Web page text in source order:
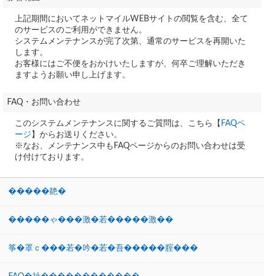
上記期間においてネットマイルWEBサイトの閲覧を含む、全て
のサービスのご利用ができません。
システムメンテナンスが完了次第、通常のサービスを再開いた
します。
お客様にはご不便をおかけいたしますが、何卒ご理解いただき
ますようお願い申し上げます。
FAQ・お問い合わせ
このシステムメンテナンスに関するご質問は、こちら【 FAQペ
ージ 】からお送りください。
※なお、メンテナンス中もFAQページからのお問い合わせは受
け付けております。
�����靘�
�����ゃ���激�若�����激��
筝�罩ｃ���若�吟�若�吾�����腟���